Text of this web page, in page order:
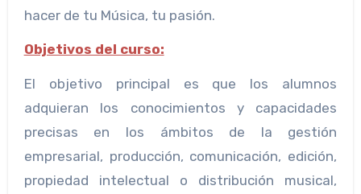
hacer de tu Música, tu pasión.
Objetivos del curso:
El objetivo principal es que los alumnos
adquieran los conocimientos y capacidades
precisas en los ámbitos de la gestión
empresarial, producción, comunicación, edición,
propiedad intelectual o distribución musical,